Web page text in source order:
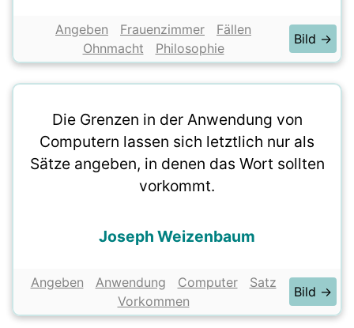
Angeben Frauenzimmer
Fällen
Ohnmacht
Philosophie
Bild →
Die Grenzen in der Anwendung von
Computern lassen sich letztlich nur als
Sätze angeben, in denen das Wort sollten
vorkommt.
Joseph Weizenbaum
Angeben Anwendung Computer
Satz
Vorkommen
Bild →